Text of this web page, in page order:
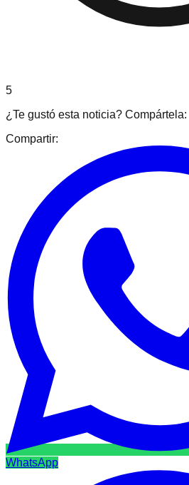
5
¿Te gustó esta noticia? Compártela:
Compartir:
WhatsApp